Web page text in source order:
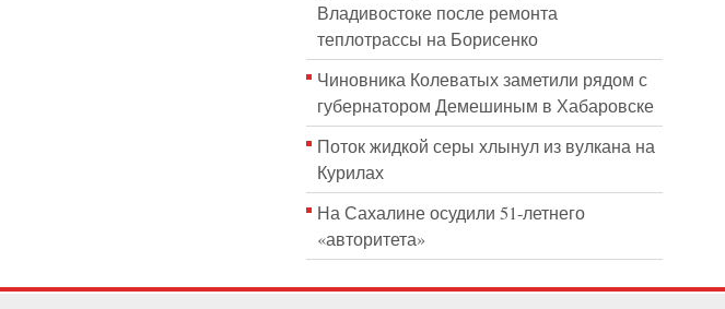
Владивостоке после ремонта
теплотрассы на Борисенко
Чиновника Колеватых заметили рядом с
губернатором Демешиным в Хабаровске
Поток жидкой серы хлынул из вулкана на
Курилах
На Сахалине осудили 51-летнего
«авторитета»